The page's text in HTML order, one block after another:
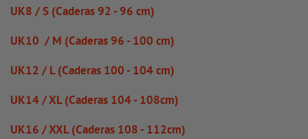
UK8 / S (Caderas 92 - 96 cm)
UK10 / M (Caderas 96 - 100 cm)
UK12 / L (Caderas 100 - 104 cm)
UK14 / XL (Caderas 104 - 108cm)
UK16 / XXL (Caderas 108 - 112cm)